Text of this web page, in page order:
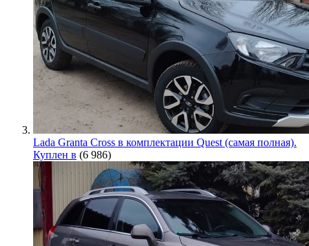
Lada Granta Cross в комплектации Quest (самая полная).
Куплен в (6 986)